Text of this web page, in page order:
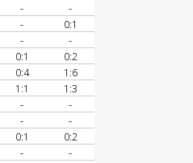
-
-
-
0:1
-
-
0:1
0:2
0:4
1:6
1:1
1:3
-
-
-
-
0:1
0:2
-
-